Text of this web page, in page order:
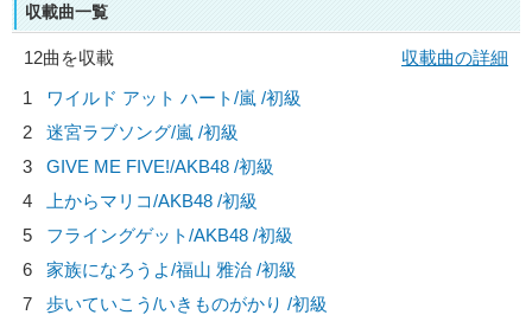
収載曲一覧
12曲を収載
収載曲の詳細
1
ワイルド アット ハート/嵐 /初級
2
迷宮ラブソング/嵐 /初級
3
GIVE ME FIVE!/AKB48 /初級
4
上からマリコ/AKB48 /初級
5
フライングゲット/AKB48 /初級
6
家族になろうよ/福山 雅治 /初級
7
歩いていこう/いきものがかり /初級